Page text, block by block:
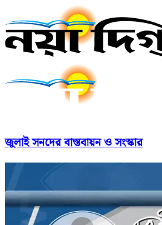
জুলাই সনদের বাস্তবায়ন ও সংস্কার